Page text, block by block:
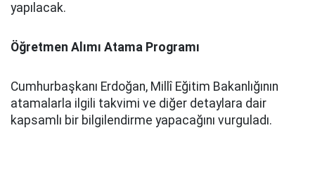
yapılacak.
Öğretmen Alımı Atama Programı
Cumhurbaşkanı Erdoğan, Millî Eğitim Bakanlığının
atamalarla ilgili takvimi ve diğer detaylara dair
kapsamlı bir bilgilendirme yapacağını vurguladı.